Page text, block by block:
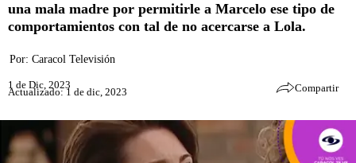
una mala madre por permitirle a Marcelo ese tipo de
comportamientos con tal de no acercarse a Lola.
Por: Caracol Televisión
1 de Dic, 2023
Actualizado: 1 de dic, 2023 Compartir